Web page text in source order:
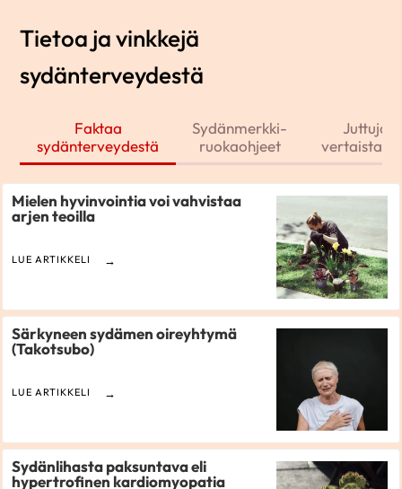
Tietoa ja vinkkejä
sydänterveydestä
Faktaa
sydänterveydestä
Sydänmerkki-
ruokaohjeet
Juttuja
Mielen hyvinvointia voi vahvistaa
arjen teoilla
LUE ARTIKKELI
Särkyneen sydämen oireyhtymä
(Takotsubo)
LUE ARTIKKELI
Sydänlihasta paksuntava eli
hypertrofinen kardiomyopatia